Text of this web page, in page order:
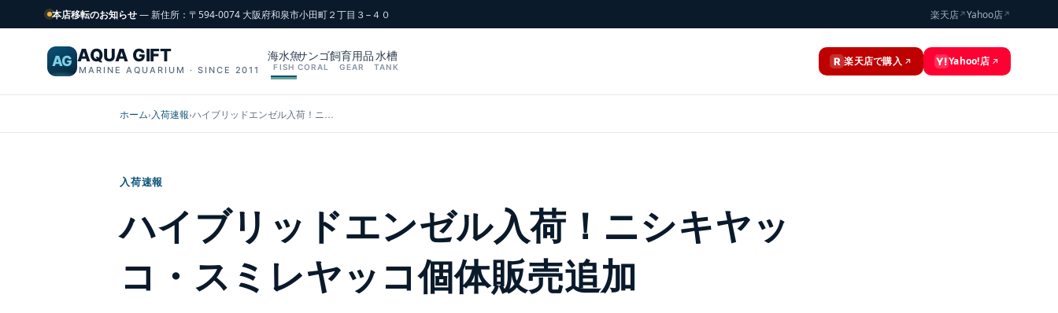
本店移転のお知らせ— 新住所：〒594-0074 大阪府和泉市小田町２丁目３−４０ 楽天店↗Yahoo店↗
AG AQUA GIFT
MARINE AQUARIUM · SINCE 2011
海水魚
FISH
サンゴ
CORAL
飼育用品
GEAR
水槽
TANK R 楽天店で購入 ↗ Y!Yahoo!店 ↗
ホーム› 入荷速報›ハイブリッドエンゼル入荷！ニ…
入荷速報
ハイブリッドエンゼル入荷！ニシキヤッ
コ・スミレヤッコ個体販売追加